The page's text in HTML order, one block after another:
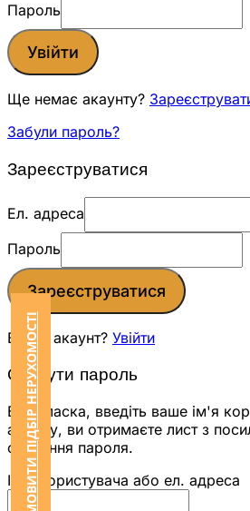
ЗАМОВИТИ ПІДБІР НЕРУХОМОСТІ
Пароль
Увійти
Ще немає акаунту?
Забули пароль?
Зареєструватися
Ел. адреса
Пароль
Зареєструватися
Вже є акаунт? Увійти
Скинути пароль
Будь ласка, введіть ваше ім'я
адресу, ви отримаєте лист з
скидання пароля.
Ім'я користувача або ел. адреса